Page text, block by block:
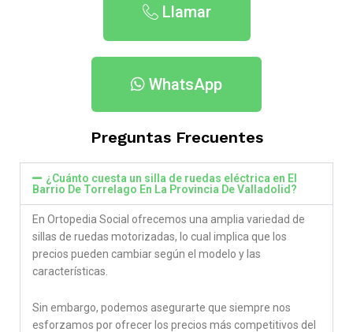
Llamar
WhatsApp
Preguntas Frecuentes
¿Cuánto cuesta un silla de ruedas eléctrica en El
Barrio De Torrelago En La Provincia De Valladolid​?
En Ortopedia Social ofrecemos una amplia variedad de
sillas de ruedas motorizadas, lo cual implica que los
precios pueden cambiar según el modelo y las
características.
Sin embargo, podemos asegurarte que siempre nos
esforzamos por ofrecer los precios más competitivos del